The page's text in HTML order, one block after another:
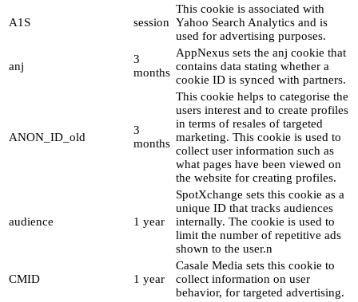
A1S session
This cookie is associated with
Yahoo Search Analytics and is
used for advertising purposes.
anj
3
months
AppNexus sets the anj cookie that
contains data stating whether a
cookie ID is synced with partners.
ANON_ID_old
3
months
This cookie helps to categorise the
users interest and to create profiles
in terms of resales of targeted
marketing. This cookie is used to
collect user information such as
what pages have been viewed on
the website for creating profiles.
audience 1 year
SpotXchange sets this cookie as a
unique ID that tracks audiences
internally. The cookie is used to
limit the number of repetitive ads
shown to the user.n
CMID 1 year
Casale Media sets this cookie to
collect information on user
behavior, for targeted advertising.